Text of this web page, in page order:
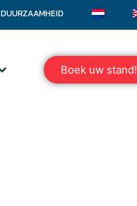
DUURZAAMHEID
Boek uw stand!